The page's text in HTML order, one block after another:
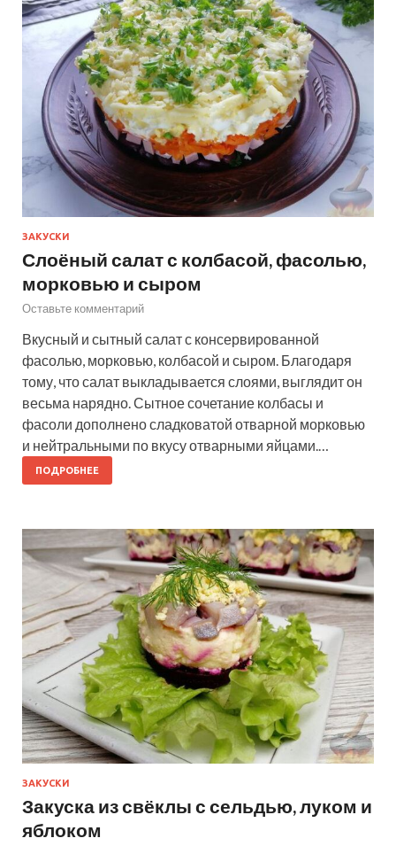
ЗАКУСКИ
Слоёный салат с колбасой, фасолью,
морковью и сыром
Оставьте комментарий
Вкусный и сытный салат с консервированной
фасолью, морковью, колбасой и сыром. Благодаря
тому, что салат выкладывается слоями, выглядит он
весьма нарядно. Сытное сочетание колбасы и
фасоли дополнено сладковатой отварной морковью
и нейтральными по вкусу отварными яйцами.…
ПОДРОБНЕЕ
ЗАКУСКИ
Закуска из свёклы с сельдью, луком и
яблоком